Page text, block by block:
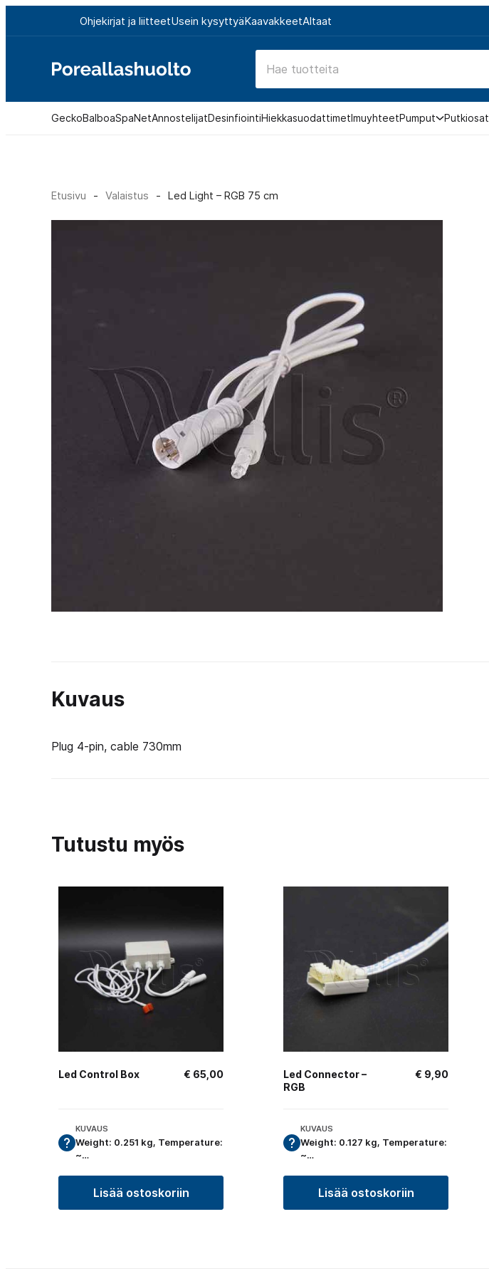
sisältöön
Ohjekirjat ja liitteetUsein kysyttyäKaavakkeetAltaat
Poreallashuolto
GeckoBalboaSpaNetAnnostelijatDesinfiointiHiekkasuodattimetImuyhteetPumput Putkiosat
Etusivu - Valaistus - Led Light – RGB 75 cm
Kuvaus
Plug 4-pin, cable 730mm
Tutustu myös
Led Control Box € 65,00
KUVAUS
Weight: 0.251 kg, Temperature:
~…
Lisää ostoskoriin
Led Connector –
RGB
€ 9,90
KUVAUS
Weight: 0.127 kg, Temperature:
~…
Lisää ostoskoriin